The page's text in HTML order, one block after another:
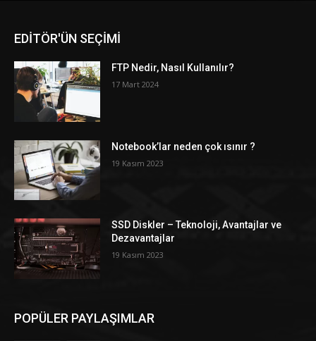
EDİTÖR'ÜN SEÇİMİ
FTP Nedir, Nasıl Kullanılır?
17 Mart 2024
Notebook’lar neden çok ısınır ?
19 Kasım 2023
SSD Diskler – Teknoloji, Avantajlar ve
Dezavantajlar
19 Kasım 2023
POPÜLER PAYLAŞIMLAR